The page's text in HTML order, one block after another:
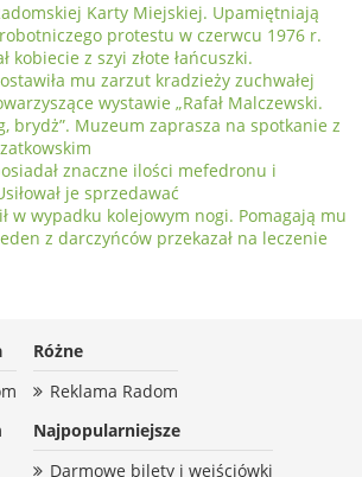
Karty Miejskiej. Upamiętniają
protestu w czerwcu 1976 r.
kobiecie z szyi złote łańcuszki.
mu zarzut kradzieży zuchwałej
wystawie „Rafał Malczewski.
brydż”. Muzeum zaprasza na spotkanie z
znaczne ilości mefedronu i
je sprzedawać
w wypadku kolejowym nogi. Pomagają mu
z darczyńców przekazał na leczenie
Różne
Reklama Radom
Najpopularniejsze
Darmowe bilety i wejściówki